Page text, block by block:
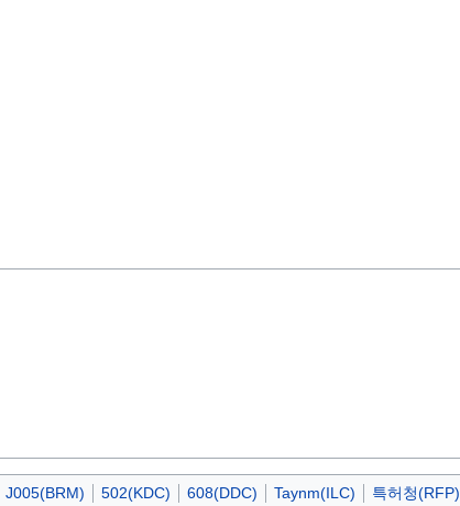
J005(BRM) 502(KDC) 608(DDC) Taynm(ILC) 특허청(RFP)